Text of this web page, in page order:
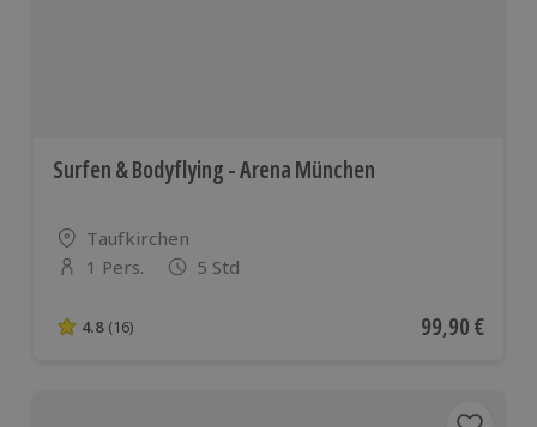
Surfen & Bodyflying - Arena München
Standort
Taufkirchen
Anzahl der Teilnehmer
1 Pers. 5 Std
4.8 von 5 Sternen basierend auf 16 Bewertungen
4.8 (16) Aktueller
99,90 €